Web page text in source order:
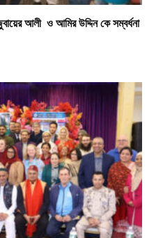
আলী ও আমির উদ্দিন কে সম্বর্ধনা